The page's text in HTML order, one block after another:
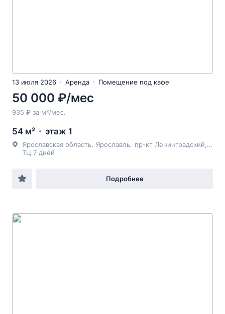
13 июля 2026 Аренда Помещение под кафе
50 000 ₽/мес
935 ₽ за м²/мес.
54 м² этаж 1
Ярославская область Ярославль пр-кт Ленинградский
ТЦ 7 дней
Подробнее